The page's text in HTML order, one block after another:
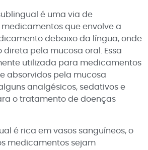
é uma via de
que envolve a
debaixo da língua, onde
pela mucosa oral. Essa
utilizada para medicamentos
absorvidos pela mucosa
analgésicos, sedativos e
o tratamento de doenças
é rica em vasos sanguíneos, o
medicamentos sejam